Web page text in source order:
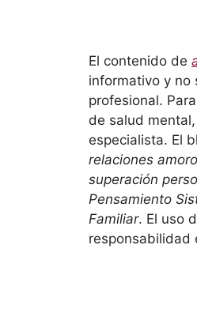
El contenido de
informativo y no
profesional.
de salud
especialista. El
relaciones
superación
Pensamiento
Familiar. El uso
responsabilidad